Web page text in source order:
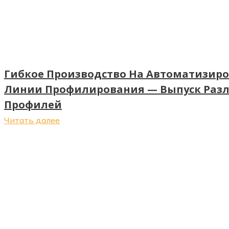
Гибкое Производство На
Линии Профилирования — Выпуск
Профилей
Читать далее